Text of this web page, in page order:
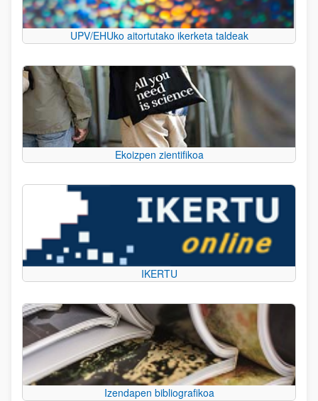
UPV/EHUko aitortutako ikerketa taldeak
Ekoizpen zientifikoa
IKERTU
Izendapen bibliografikoa